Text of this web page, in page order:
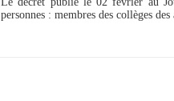
personnes : membres des collèges